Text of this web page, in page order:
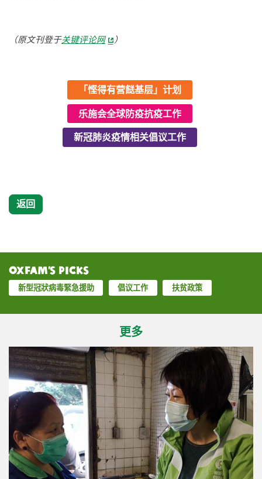
（原文刊登于关键评论网 ）
「悭得有营餸基层」计划
乐施会全球防疫抗疫工作
新冠肺炎疫情相关倡议工作
返回
Oxfam’s Picks
新型冠狀病毒緊急援助 倡议工作 扶贫政策
更多